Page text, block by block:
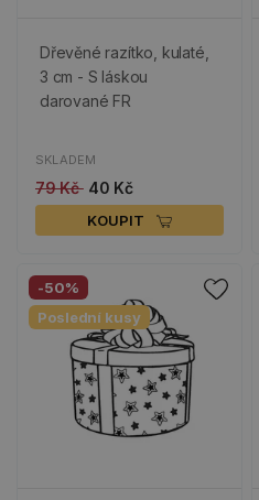
Dřevěné razítko, kulaté,
3 cm - S láskou
darované FR
SKLADEM
79 Kč 40 Kč
KOUPIT
-50%
Poslední kusy